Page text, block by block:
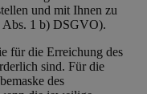
und mit Ihnen zu
Abs. 1 b) DSGVO).
für die Erreichung des
sind. Für die
des